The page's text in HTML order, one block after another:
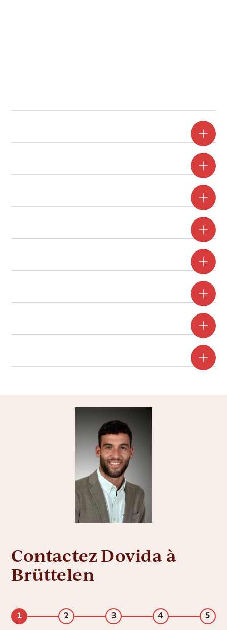
Contactez Dovida à
Brüttelen
1 2 3 4 5